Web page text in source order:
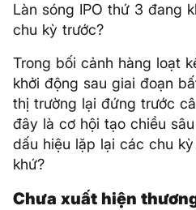
Làn sóng IPO thứ 3 đang
chu kỳ trước?
Trong bối cảnh hàng loạt
khởi động sau giai đoạn
thị trường lại đứng trước
đây là cơ hội tạo chiều
dấu hiệu lặp lại các chu
khứ?
Chưa xuất hiện